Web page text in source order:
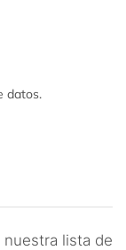
datos.
lista de